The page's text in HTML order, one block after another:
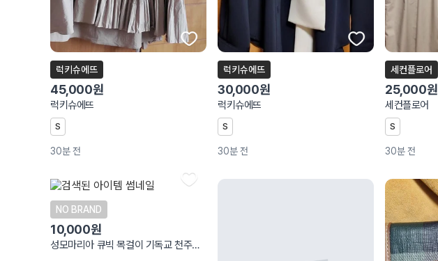
럭키슈에뜨
45,000원
럭키슈에뜨
S
30분 전
럭키슈에뜨
30,000원
럭키슈에뜨
S
30분 전
세컨플로어
25,000원
세컨플로어
S
30분 전
NO BRAND
10,000원
성모마리아 큐빅 목걸이 기독교 천주교 목걸이 새상품